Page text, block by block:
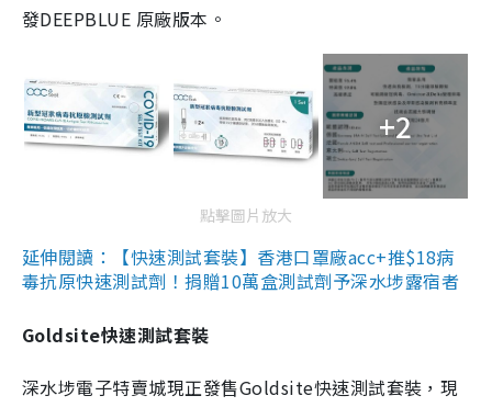
發DEEPBLUE 原廠版本。
+2
點擊圖片放大
延伸閱讀：【快速測試套裝】香港口罩廠acc+推$18病
毒抗原快速測試劑！捐贈10萬盒測試劑予深水埗露宿者
Goldsite快速測試套裝
深水埗電子特賣城現正發售Goldsite快速測試套裝，現